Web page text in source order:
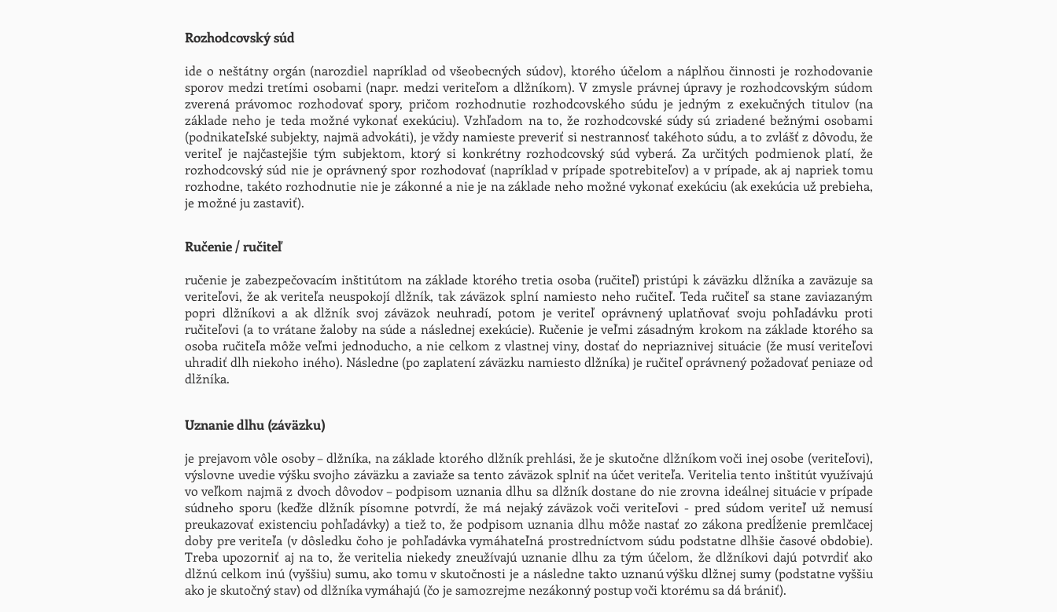
Rozhodcovský súd
ide o neštátny orgán (narozdiel napríklad od všeobecných súdov), ktorého účelom a náplňou činnosti je rozhodovanie
sporov medzi tretími osobami (napr. medzi veriteľom a dlžníkom). V zmysle právnej úpravy je rozhodcovským súdom
zverená právomoc rozhodovať spory, pričom rozhodnutie rozhodcovského súdu je jedným z exekučných titulov (na
základe neho je teda možné vykonať exekúciu). Vzhľadom na to, že rozhodcovské súdy sú zriadené bežnými osobami
(podnikateľské subjekty, najmä advokáti), je vždy namieste preveriť si nestrannosť takéhoto súdu, a to zvlášť z dôvodu, že
veriteľ je najčastejšie tým subjektom, ktorý si konkrétny rozhodcovský súd vyberá. Za určitých podmienok platí, že
rozhodcovský súd nie je oprávnený spor rozhodovať (napríklad v prípade spotrebiteľov) a v prípade, ak aj napriek tomu
rozhodne, takéto rozhodnutie nie je zákonné a nie je na základe neho možné vykonať exekúciu (ak exekúcia už prebieha,
je možné ju zastaviť).
Ručenie / ručiteľ
ručenie je zabezpečovacím inštitútom na základe ktorého tretia osoba (ručiteľ) pristúpi k záväzku dlžníka a zaväzuje sa
veriteľovi, že ak veriteľa neuspokojí dlžník, tak záväzok splní namiesto neho ručiteľ. Teda ručiteľ sa stane zaviazaným
popri dlžníkovi a ak dlžník svoj záväzok neuhradí, potom je veriteľ oprávnený uplatňovať svoju pohľadávku proti
ručiteľovi (a to vrátane žaloby na súde a následnej exekúcie). Ručenie je veľmi zásadným krokom na základe ktorého sa
osoba ručiteľa môže veľmi jednoducho, a nie celkom z vlastnej viny, dostať do nepriaznivej situácie (že musí veriteľovi
uhradiť dlh niekoho iného). Následne (po zaplatení záväzku namiesto dlžníka) je ručiteľ oprávnený požadovať peniaze od
dlžníka.
Uznanie dlhu (záväzku)
je prejavom vôle osoby – dlžníka, na základe ktorého dlžník prehlási, že je skutočne dlžníkom voči inej osobe (veriteľovi),
výslovne uvedie výšku svojho záväzku a zaviaže sa tento záväzok splniť na účet veriteľa. Veritelia tento inštitút využívajú
vo veľkom najmä z dvoch dôvodov – podpisom uznania dlhu sa dlžník dostane do nie zrovna ideálnej situácie v prípade
súdneho sporu (keďže dlžník písomne potvrdí, že má nejaký záväzok voči veriteľovi - pred súdom veriteľ už nemusí
preukazovať existenciu pohľadávky) a tiež to, že podpisom uznania dlhu môže nastať zo zákona predĺženie premlčacej
doby pre veriteľa (v dôsledku čoho je pohľadávka vymáhateľná prostredníctvom súdu podstatne dlhšie časové obdobie).
Treba upozorniť aj na to, že veritelia niekedy zneužívajú uznanie dlhu za tým účelom, že dlžníkovi dajú potvrdiť ako
dlžnú celkom inú (vyššiu) sumu, ako tomu v skutočnosti je a následne takto uznanú výšku dlžnej sumy (podstatne vyššiu
ako je skutočný stav) od dlžníka vymáhajú (čo je samozrejme nezákonný postup voči ktorému sa dá brániť).